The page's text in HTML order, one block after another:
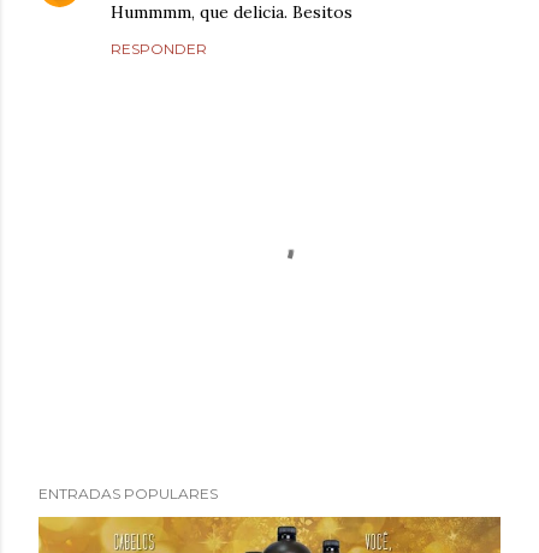
Hummmm, que delicia. Besitos
RESPONDER
u
b
ENTRADAS POPULARES